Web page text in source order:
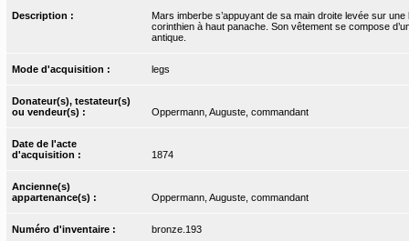
Description :
Mars imberbe s’appuyant de sa main droite levée sur
corinthien à haut panache. Son vêtement se compose
antique.
Mode d'acquisition : legs
Donateur(s), testateur(s)
ou vendeur(s) :
Oppermann, Auguste, commandant
Date de l'acte
d'acquisition :
1874
Ancienne(s)
appartenance(s) :
Oppermann, Auguste, commandant
Numéro d'inventaire : bronze.193